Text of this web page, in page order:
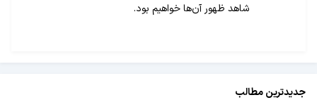
شاهد ظهور آن‌ها خواهیم بود.
جدیدترین مطالب